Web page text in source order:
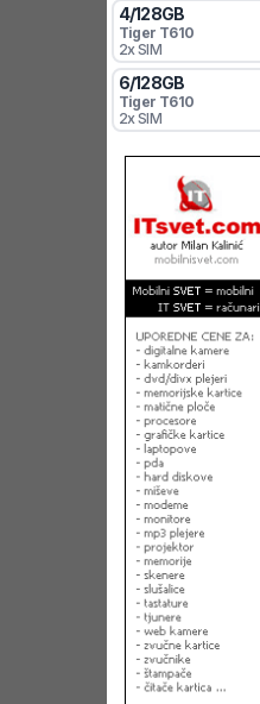
4/128GB
Tiger T610
2x SIM
6/128GB
Tiger T610
2x SIM